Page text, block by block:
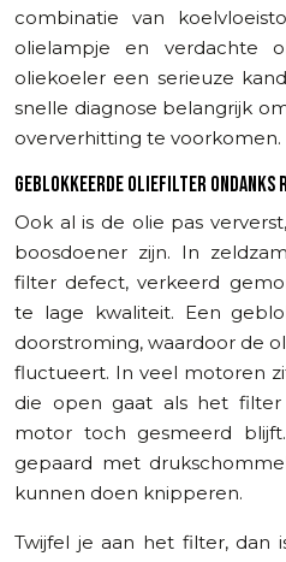
combinatie van
olielampje en verdachte
oliekoeler een serieuze
snelle diagnose belangrijk
oververhitting te voorkomen.
GEBLOKKEERDE OLIEFILTER ONDANKS
Ook al is de olie pas
boosdoener zijn. In
filter defect, verkeerd
te lage kwaliteit. Een
doorstroming, waardoor de
fluctueert. In veel motoren
die open gaat als het
motor toch gesmeerd
gepaard met
kunnen doen knipperen.
Twijfel je aan het filter, dan